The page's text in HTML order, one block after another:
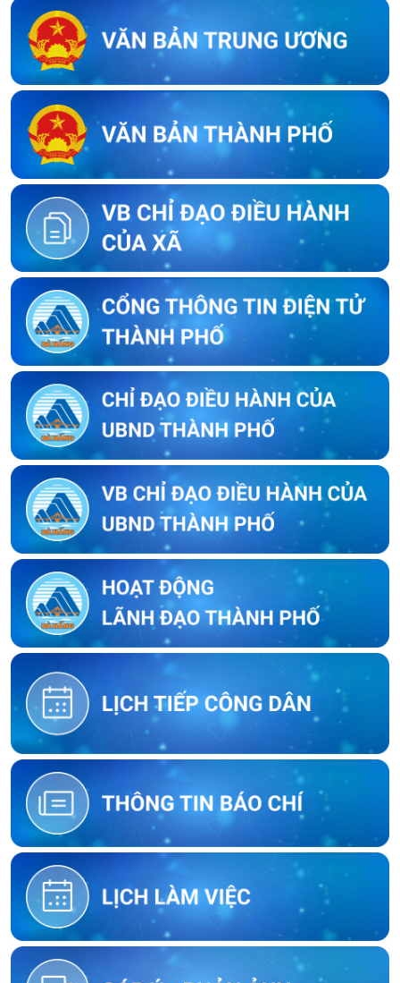
xã Hòa Vang
Thông báo về việc niêm yết công khai bản mô tả ranh giới, mốc
giới của bà Võ Thị Ngọc Hương và bà Nguyễn Thị Huệ tại thôn
An Châu cũ, nay là thôn Nam Thành, xã Hòa Vang, thành phố
Đà Nẵng
Thông báo về việc kết thúc niêm yết ký xác nhận ranh giới, mốc
giới thửa đất của người sử dụng đất liền kề với ông Lê Trung Lý
Thông báo về việc kết thúc niêm yết ký xác nhận ranh giới, mốc
giới thửa đất của người sử dụng đất liền kề với ông Nguyễn
Bông
Thông báo về việc kết thúc niêm yết ký xác nhận ranh giới, mốc
giới của người sử dụng đất liền kề với bà Trần Thị Huyền Trang
Thông báo về việc kết thúc niêm yết ký xác nhận ranh giới, mốc
giới của người sử dụng đất liền kề với ông Trần Hữu Phúc
Thông báo về việc kết thúc niêm yết ký xác nhận ranh giới, mốc
giới thửa đất của người sử dụng đất liền kề với ông Lưu Ngọc
Biển
Thông báo về việc kết thúc niêm yết ký xác nhận ranh giới, mốc
giới thửa đất của người sử dụng đất liền kề với ông Lê Thái Sơn